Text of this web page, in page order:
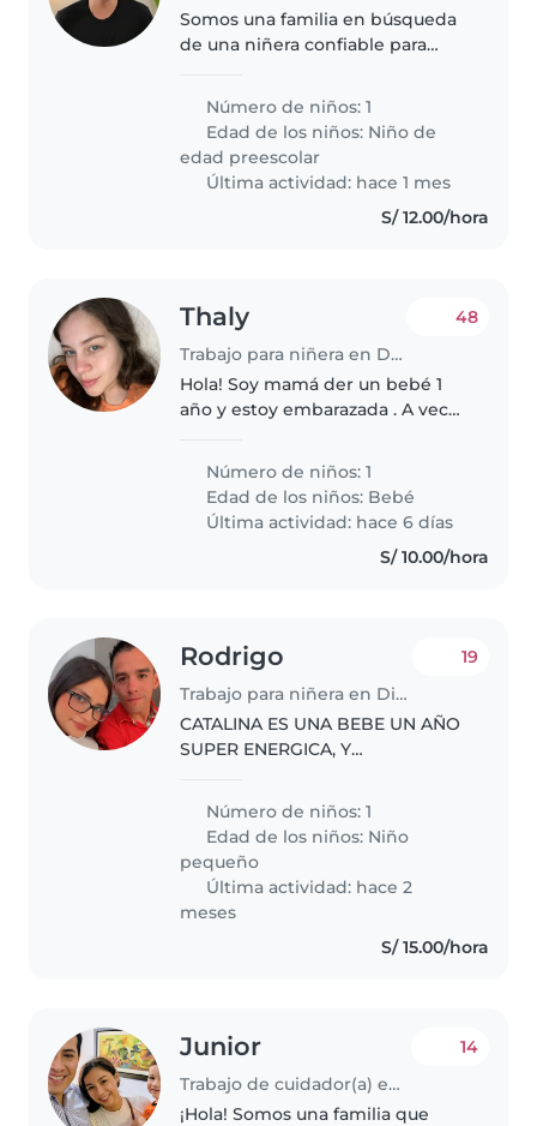
Somos una familia en búsqueda
de una niñera confiable para
amigable, energético y muy
juguetón. Buscamos a alguien
que pueda cuidarlo en nuestro
hogar...
Número de niños: 1
Edad de los niños: Niño de
edad preescolar
Última actividad: hace 1 mes
S/ 12.00/hora
Thaly
Trabajo para niñera en Distrito de Miraflores
48
Hola! Soy mamá der un bebé 1
año y estoy embarazada . A veces
bebé. Es un amorr y superr
tranquilo
Número de niños: 1
Edad de los niños: Bebé
Última actividad: hace 6 días
S/ 10.00/hora
Rodrigo
Trabajo para niñera en Distrito de Miraflores
19
CATALINA ES UNA BEBE UN AÑO
SUPER ENERGICA, Y
FAMILIA JOVEN
Número de niños: 1
Edad de los niños: Niño
pequeño
Última actividad: hace 2
meses
S/ 15.00/hora
Junior
Trabajo de cuidador(a) en Distrito de Miraflores
14
¡Hola! Somos una familia que